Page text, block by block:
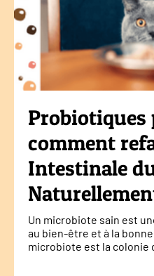
Probiotiques
comment
Intestinale
Un microbiote sain est
au bien-être et à la
microbiote est la colonie